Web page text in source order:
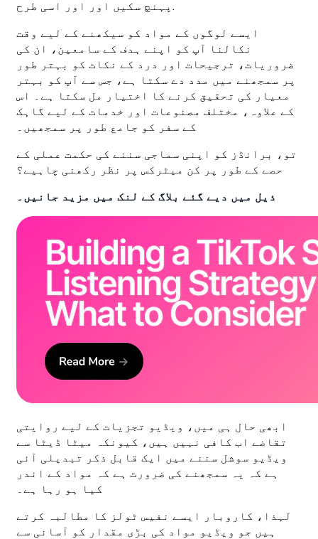
پہنچ سکیں اور اور اسی طرح.
ایسے لوگوں کے مواد کو سیکھنے کے لیے وقت
نکالنا آپ کو اپنے ہدف کے سامعین، ان کی
ضروریات، ترجیحات اور درد کے نکات کو بہتر طور
پر سمجھنے میں مدد دے سکتا ہے، جس سے آپ کو بہتر
معیار کی تحقیق کرنے کا اختیار مل سکتا ہے۔ اس
کے علاوہ، مختلف مصنوعات اور خدمات کے لیے گاہک
کے سفر کو جامع طور پر سمجھیں۔
تو، برانڈز کو اپنی سماجی سننے کی حکمت عملی کے
حصے کے طور پر کن میٹرکس پر نظر رکھنی چاہیے؟
ذیل میں دیے گئے بلاگ کے لنک میں مزید جانیں۔
ابھی حال ہی میں، ویڈیو تجزیات کے لیے روایتی
تقاضے اب کافی نہیں ہیں، کیونکہ میٹا ڈیٹا سے
ویڈیو سوشل سننے میں ایک قابل ذکر تبدیلی آئی
ہے کہ یہ سمجھنے کی ضرورت ہے کہ مواد کے اندر
کیا ہو رہا ہے۔
لہذا، کاروبار ایسے نفیس ٹولز کا مطالبہ کرتے
ہیں جو ویڈیو مواد کی بڑی مقدار کو آسانی سے